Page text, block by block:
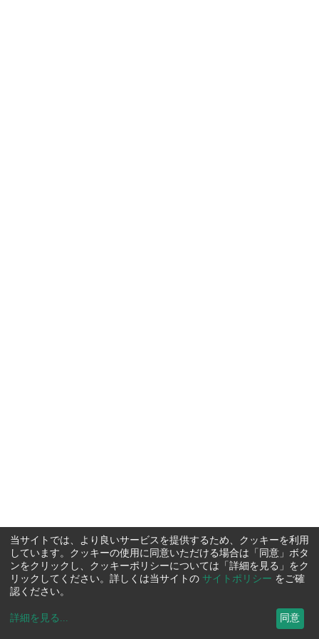
当サイトでは、より良いサービスを提供するため、クッキーを利用
しています。クッキーの使用に同意いただける場合は「同意」ボタ
ンをクリックし、クッキーポリシーについては「詳細を見る」をク
リックしてください。詳しくは当サイトの サイトポリシー をご確
認ください。
詳細を見る ... 同意